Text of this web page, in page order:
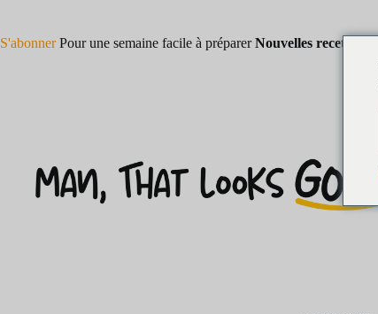
content
S'abonnerPour une semaine facile à préparerNouvelles recettes !